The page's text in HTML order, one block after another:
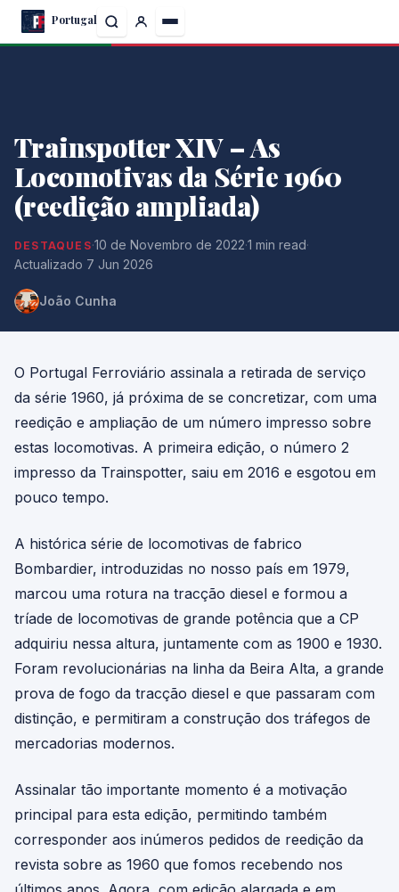
Skip
Portugal
Trainspotter XIV – As
Locomotivas da Série 1960
(reedição ampliada)
DESTAQUES·10 de Novembro de 2022·1 min read·
Actualizado 7 Jun 2026
João Cunha
O Portugal Ferroviário assinala a retirada de serviço
da série 1960, já próxima de se concretizar, com uma
reedição e ampliação de um número impresso sobre
estas locomotivas. A primeira edição, o número 2
impresso da Trainspotter, saiu em 2016 e esgotou em
pouco tempo.
A histórica série de locomotivas de fabrico
Bombardier, introduzidas no nosso país em 1979,
marcou uma rotura na tracção diesel e formou a
tríade de locomotivas de grande potência que a CP
adquiriu nessa altura, juntamente com as 1900 e 1930.
Foram revolucionárias na linha da Beira Alta, a grande
prova de fogo da tracção diesel e que passaram com
distinção, e permitiram a construção dos tráfegos de
mercadorias modernos.
Assinalar tão importante momento é a motivação
principal para esta edição, permitindo também
corresponder aos inúmeros pedidos de reedição da
revista sobre as 1960 que fomos recebendo nos